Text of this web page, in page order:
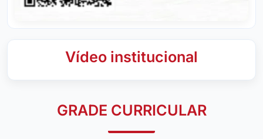
Vídeo institucional
GRADE CURRICULAR